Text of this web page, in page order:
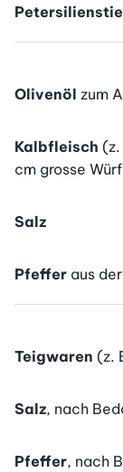
Olivenöl zum
Kalbfleisch
cm grosse
Salz
Pfeffer aus
Teigwaren (z.
Salz, nach
Pfeffer, nach